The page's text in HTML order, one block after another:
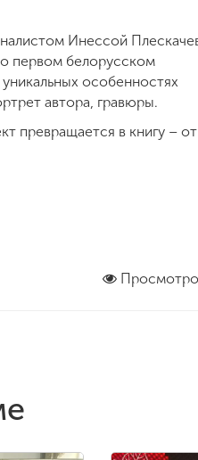
Инессой
первом белорусском
особенностях
автора, гравюры.
превращается в книгу – от